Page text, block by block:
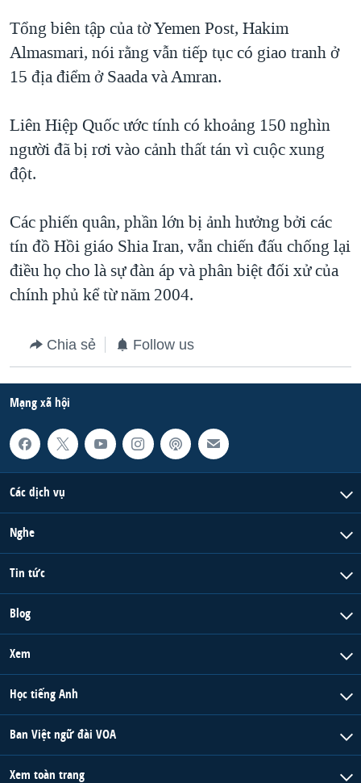
NGƯ DÂN VIỆT VÀ LÀN SÓNG TRỘM HẢI SÂM
BÊN KIA QUỐC LỘ: TIẾNG VỌNG TỪ NÔNG THÔN MỸ
QUAN HỆ VIỆT MỸ
Tổng biên tập của tờ Yemen Post, Hakim
Almasmari, nói rằng vẫn tiếp tục có giao tranh ở
15 địa điểm ở Saada và Amran.
Liên Hiệp Quốc ước tính có khoảng 150 nghìn
người đã bị rơi vào cảnh thất tán vì cuộc xung
đột.
Các phiến quân, phần lớn bị ảnh hưởng bởi các
tín đồ Hồi giáo Shia Iran, vẫn chiến đấu chống lại
điều họ cho là sự đàn áp và phân biệt đối xử của
chính phủ kể từ năm 2004.
Chia sẻ Follow us
Mạng xã hội
Các dịch vụ
Nghe
Tin tức
Blog
Xem
Học tiếng Anh
Ban Việt ngữ đài VOA
Xem toàn trang